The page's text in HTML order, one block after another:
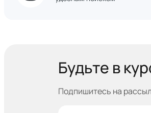
Будьте в
Подпишитесь на